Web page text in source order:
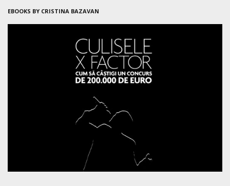
EBOOKS BY CRISTINA BAZAVAN